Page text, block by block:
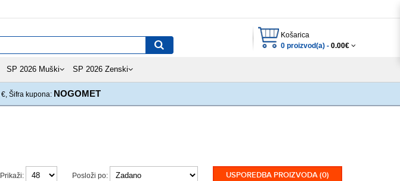
Košarica
0 proizvod(a) - 0.00€
SP 2026 Muški SP 2026 Zenski
€, Šifra kupona: NOGOMET
USPOREDBA PROIZVODA (0)
Posloži po:
Prikaži: